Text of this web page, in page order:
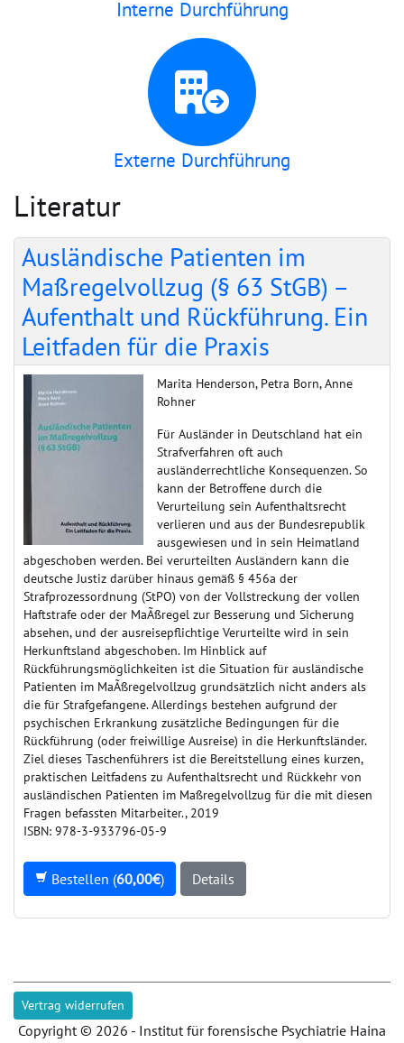
Interne Durchführung
Externe Durchführung
Literatur
Ausländische Patienten im
Maßregelvollzug (§ 63 StGB) –
Aufenthalt und Rückführung. Ein
Leitfaden für die Praxis
Marita Henderson, Petra Born, Anne
Rohner
Für Ausländer in Deutschland hat ein
Strafverfahren oft auch
ausländerrechtliche Konsequenzen. So
kann der Betroffene durch die
Verurteilung sein Aufenthaltsrecht
verlieren und aus der Bundesrepublik
ausgewiesen und in sein Heimatland
abgeschoben werden. Bei verurteilten Ausländern kann die
deutsche Justiz darüber hinaus gemäß § 456a der
Strafprozessordnung (StPO) von der Vollstreckung der vollen
Haftstrafe oder der MaÃßregel zur Besserung und Sicherung
absehen, und der ausreisepflichtige Verurteilte wird in sein
Herkunftsland abgeschoben. Im Hinblick auf
Rückführungsmöglichkeiten ist die Situation für ausländische
Patienten im MaÃßregelvollzug grundsätzlich nicht anders als
die für Strafgefangene. Allerdings bestehen aufgrund der
psychischen Erkrankung zusätzliche Bedingungen für die
Rückführung (oder freiwillige Ausreise) in die Herkunftsländer.
Ziel dieses Taschenführers ist die Bereitstellung eines kurzen,
praktischen Leitfadens zu Aufenthaltsrecht und Rückkehr von
ausländischen Patienten im Maßregelvollzug für die mit diesen
Fragen befassten Mitarbeiter., 2019
ISBN: 978-3-933796-05-9
Bestellen (60,00€) Details
Vertrag widerrufen
Copyright © 2026 - Institut für forensische Psychiatrie Haina